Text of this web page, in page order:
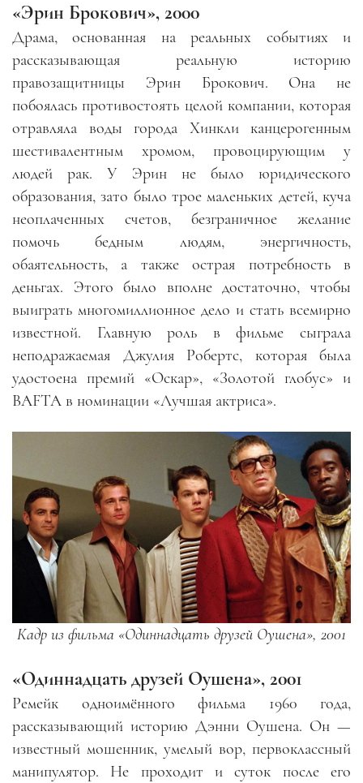
«Эрин Брокович», 2000
Драма, основанная на реальных событиях и
рассказывающая реальную историю
правозащитницы Эрин Брокович. Она не
побоялась противостоять целой компании, которая
отравляла воды города Хинкли канцерогенным
шестивалентным хромом, провоцирующим у
людей рак. У Эрин не было юридического
образования, зато было трое маленьких детей, куча
неоплаченных счетов, безграничное желание
помочь бедным людям, энергичность,
обаятельность, а также острая потребность в
деньгах. Этого было вполне достаточно, чтобы
выиграть многомиллионное дело и стать всемирно
известной. Главную роль в фильме сыграла
неподражаемая Джулия Робертс, которая была
удостоена премий «Оскар», «Золотой глобус» и
BAFTA в номинации «Лучшая актриса».
Кадр из фильма «Одиннадцать друзей Оушена», 2001
«Одиннадцать друзей Оушена», 2001
Ремейк одноимённого фильма 1960 года,
рассказывающий историю Дэнни Оушена. Он —
известный мошенник, умелый вор, первоклассный
манипулятор. Не проходит и суток после его